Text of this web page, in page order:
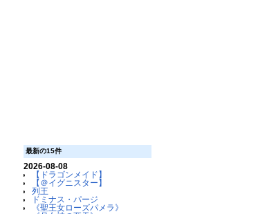
最新の15件
2026-08-08
【ドラゴンメイド】
【＠イグニスター】
列王
ドミナス・パージ
《聖王女ローズパメラ》